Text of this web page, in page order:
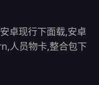
卓现行下面载,安卓
人员物卡,整合包下